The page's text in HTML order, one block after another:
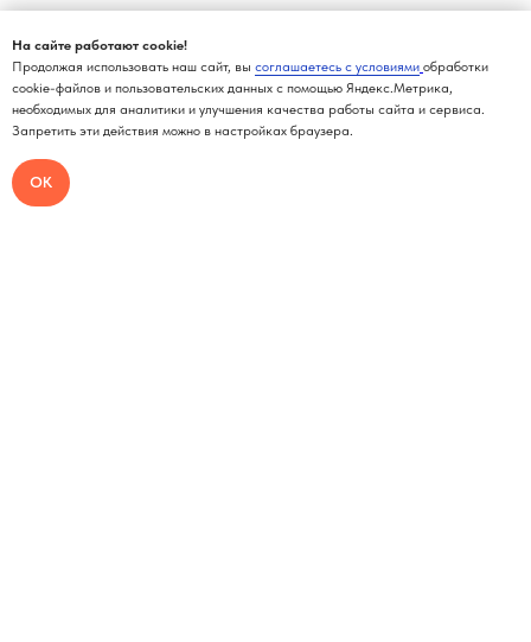
На сайте работают cookie!
Продолжая использовать наш сайт, вы соглашаетесь с условиями обработки
cookie-файлов и пользовательских данных с помощью Яндекс.Метрика,
необходимых для аналитики и улучшения качества работы сайта и сервиса.
Запретить эти действия можно в настройках браузера.
ОК